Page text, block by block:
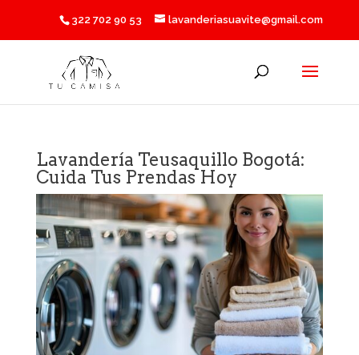
322 702 90 53 lavanderiasuavite@gmail.com
Lavandería Teusaquillo Bogotá:
Cuida Tus Prendas Hoy